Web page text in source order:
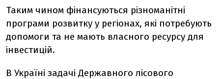
Таким чином фінансуються різноманітні
програми розвитку у регіонах, які потребують
допомоги та не мають власного ресурсу для
інвестицій.
В Україні задачі Державного лісового